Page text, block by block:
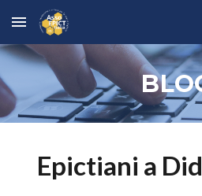
Skip to main content
Epictiani a